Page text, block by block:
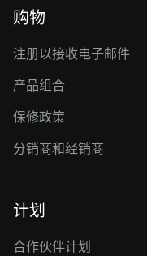
购物
注册以接收电子邮件
产品组合
保修政策
分销商和经销商
计划
合作伙伴计划